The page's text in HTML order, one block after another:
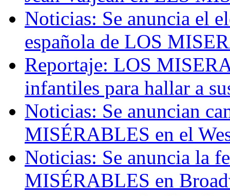
Noticias: Se anuncia el
española de LOS
Reportaje: LOS
infantiles para hallar a
Noticias: Se anuncian
MISÉRABLES en el
Noticias: Se anuncia la
MISÉRABLES en